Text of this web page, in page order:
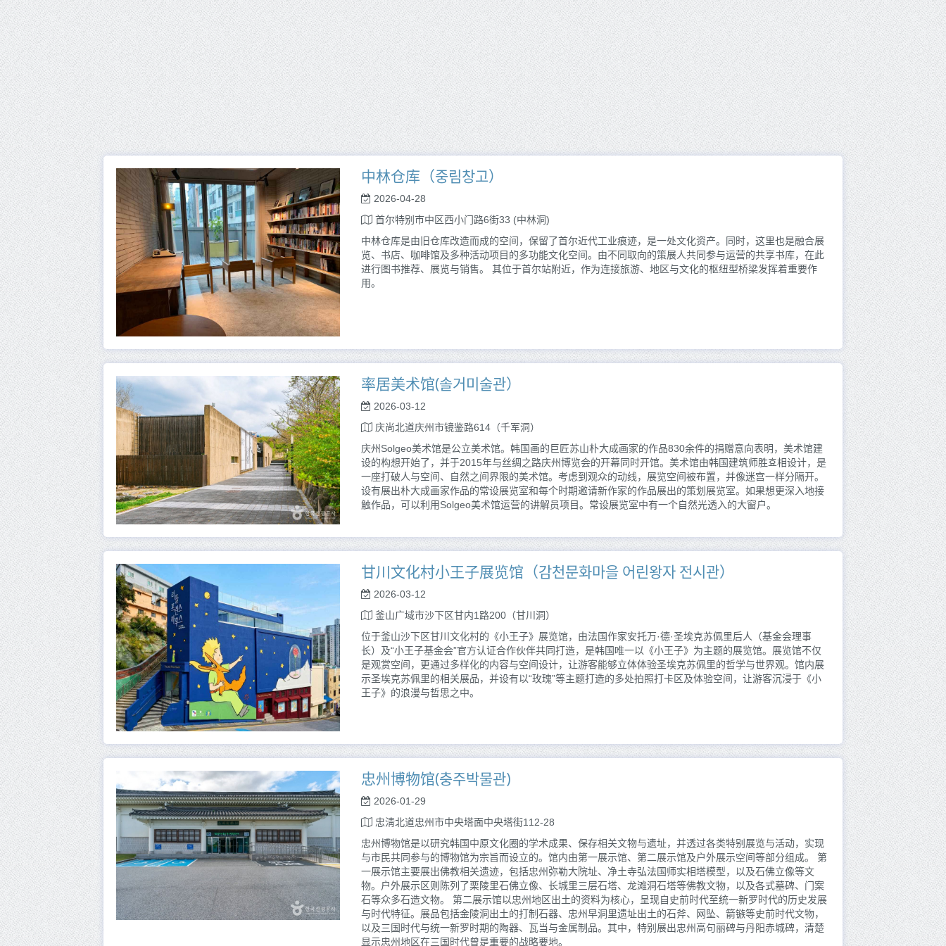
中林仓库（중림창고）
2026-04-28
首尔特别市中区西小门路6街33 (中林洞)
中林仓库是由旧仓库改造而成的空间，保留了首尔近代工业痕迹，是一处文化资产。同时，这里也是融合展
览、书店、咖啡馆及多种活动项目的多功能文化空间。由不同取向的策展人共同参与运营的共享书库，在此
进行图书推荐、展览与销售。 其位于首尔站附近，作为连接旅游、地区与文化的枢纽型桥梁发挥着重要作
用。
率居美术馆(솔거미술관）
2026-03-12
庆尚北道庆州市镜鉴路614（千军洞）
庆州Solgeo美术馆是公立美术馆。韩国画的巨匠苏山朴大成画家的作品830余件的捐赠意向表明，美术馆建
设的构想开始了，并于2015年与丝绸之路庆州博览会的开幕同时开馆。美术馆由韩国建筑师胜효相设计，是
一座打破人与空间、自然之间界限的美术馆。考虑到观众的动线，展览空间被布置，并像迷宫一样分隔开。
设有展出朴大成画家作品的常设展览室和每个时期邀请新作家的作品展出的策划展览室。如果想更深入地接
触作品，可以利用Solgeo美术馆运营的讲解员项目。常设展览室中有一个自然光透入的大窗户。
甘川文化村小王子展览馆（감천문화마을 어린왕자 전시관）
2026-03-12
釜山广域市沙下区甘内1路200（甘川洞）
位于釜山沙下区甘川文化村的《小王子》展览馆，由法国作家安托万·德·圣埃克苏佩里后人（基金会理事
长）及“小王子基金会”官方认证合作伙伴共同打造，是韩国唯一以《小王子》为主题的展览馆。展览馆不仅
是观赏空间，更通过多样化的内容与空间设计，让游客能够立体体验圣埃克苏佩里的哲学与世界观。馆内展
示圣埃克苏佩里的相关展品，并设有以“玫瑰”等主题打造的多处拍照打卡区及体验空间，让游客沉浸于《小
王子》的浪漫与哲思之中。
忠州博物馆(충주박물관)
2026-01-29
忠淸北道忠州市中央塔面中央塔街112-28
忠州博物馆是以研究韩国中原文化圈的学术成果、保存相关文物与遗址，并透过各类特别展览与活动，实现
与市民共同参与的博物馆为宗旨而设立的。馆内由第一展示馆、第二展示馆及户外展示空间等部分组成。 第
一展示馆主要展出佛教相关遗迹，包括忠州弥勒大院址、净土寺弘法国师实相塔模型，以及石佛立像等文
物。户外展示区则陈列了栗陵里石佛立像、长城里三层石塔、龙滩洞石塔等佛教文物，以及各式墓碑、门案
石等众多石造文物。 第二展示馆以忠州地区出土的资料为核心，呈现自史前时代至统一新罗时代的历史发展
与时代特征。展品包括金陵洞出土的打制石器、忠州早洞里遗址出土的石斧、网坠、箭镞等史前时代文物，
以及三国时代与统一新罗时期的陶器、瓦当与金属制品。其中，特别展出忠州高句丽碑与丹阳赤城碑，清楚
显示忠州地区在三国时代曾是重要的战略要地。